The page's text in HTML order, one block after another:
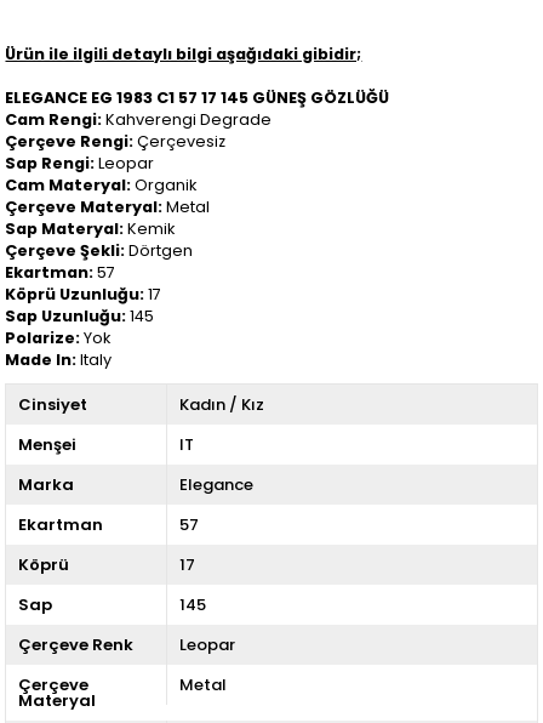
Ürün ile ilgili detaylı bilgi aşağıdaki gibidir;
ELEGANCE EG 1983 C1 57 17 145 GÜNEŞ GÖZLÜĞÜ
Cam Rengi:Kahverengi Degrade
Çerçeve Rengi:Çerçevesiz
Sap Rengi:Leopar
Cam Materyal:Organik
Çerçeve Materyal:Metal
Sap Materyal:Kemik
Çerçeve Şekli:Dörtgen
Ekartman:57
Köprü Uzunluğu:17
Sap Uzunluğu:145
Polarize:Yok
Made In:Italy
Cinsiyet
Kadın / Kız
Menşei
IT
Marka
Elegance
Ekartman
57
Köprü
17
Sap
145
Çerçeve Renk
Leopar
Çerçeve
Materyal
Metal